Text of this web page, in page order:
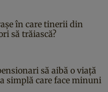
în care tinerii din
să trăiască?
să aibă o viață
simplă care face minuni